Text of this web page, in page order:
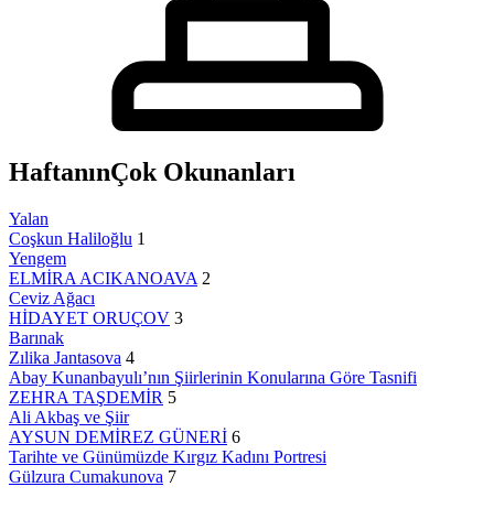
HaftanınÇok Okunanları
Yalan
Coşkun Haliloğlu 1
Yengem
ELMİRA ACIKANOAVA 2
Ceviz Ağacı
HİDAYET ORUÇOV 3
Barınak
Zılika Jantasova 4
Abay Kunanbayulı’nın Şiirlerinin Konularına Göre Tasnifi
ZEHRA TAŞDEMİR 5
Ali Akbaş ve Şiir
AYSUN DEMİREZ GÜNERİ 6
Tarihte ve Günümüzde Kırgız Kadını Portresi
Gülzura Cumakunova 7